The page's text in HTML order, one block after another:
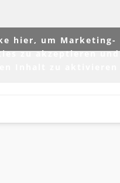
hier, um Marketing-
zu akzeptieren und